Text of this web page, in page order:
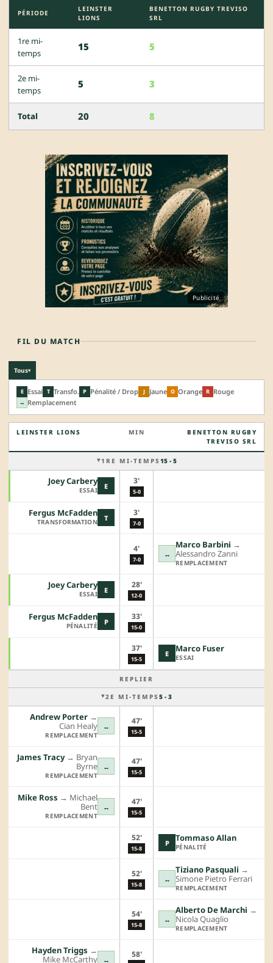
PÉRIODE
LEINSTER
LIONS
BENETTON RUGBY TREVISO
SRL
1re mi-
temps
15 5
2e mi-
temps
5 3
Total 20 8
Publicité
FIL DU MATCH
Tous▾
E Essai T Transfo. P Pénalité / Drop J Jaune O Orange R Rouge
↔ Remplacement
LEINSTER LIONS MIN
BENETTON RUGBY
TREVISO SRL
1RE MI-TEMPS 15 - 5
E
Joey Carbery
ESSAI
3'
5-0
T
Fergus McFadden
TRANSFORMATION
3'
7-0
4'
7-0
↔
Marco Barbini →︎
Alessandro Zanni
REMPLACEMENT
E
Joey Carbery
ESSAI
28'
12-0
P
Fergus McFadden
PÉNALITÉ
33'
15-0
37'
15-5
E Marco Fuser
ESSAI
REPLIER
2E MI-TEMPS 5 - 3
↔
Andrew Porter →︎
Cian Healy
REMPLACEMENT
47'
15-5
↔
James Tracy→︎ Bryan
Byrne
REMPLACEMENT
47'
15-5
↔
Mike Ross →︎ Michael
Bent
REMPLACEMENT
47'
15-5
52'
15-8
P Tommaso Allan
PÉNALITÉ
52'
15-8
↔
Tiziano Pasquali →︎
Simone Pietro Ferrari
REMPLACEMENT
54'
15-8
↔
Alberto De Marchi →︎
Nicola Quaglio
REMPLACEMENT
↔
Hayden Triggs →︎
Mike McCarthy
58'